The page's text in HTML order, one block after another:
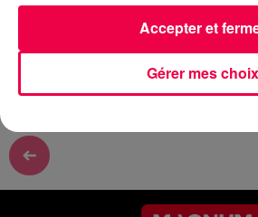
DJ MAGOUILLE DU 07/05/26 AVEC
GIRANCOURT QUI GAGNE 100€
Gérer mes choix
Accepter et